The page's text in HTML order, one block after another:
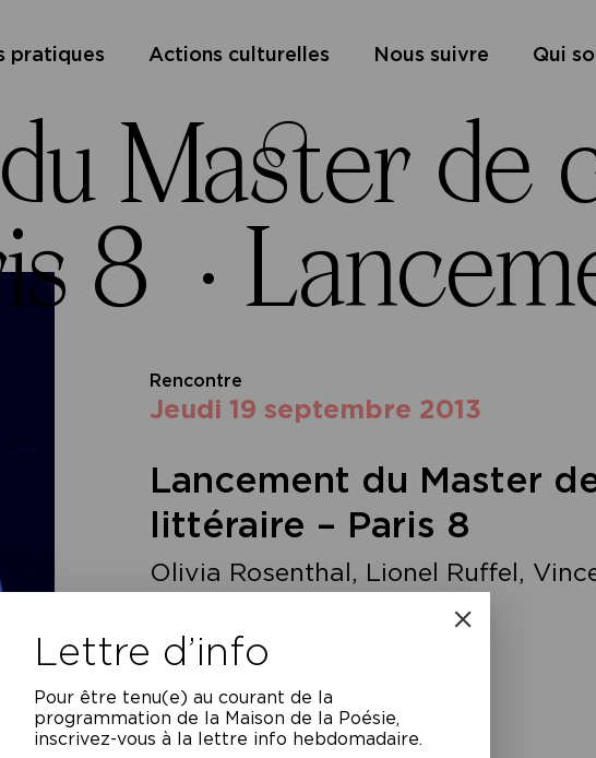
pratiques Actions culturelles Nous suivre Qui
Master
8 ·
Rencontre
jeudi 19 septembre 2013
Lancement du Master
littéraire – Paris 8
Olivia Rosenthal, Lionel Ruffel,
Kerangal
Lettre d’info
Pour être tenu(e) au courant de la
programmation de la Maison de la Poésie,
inscrivez-vous à la lettre info hebdomadaire.